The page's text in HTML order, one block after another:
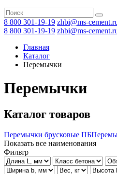
8 800 301-19-19 zhbi@ms-
8 800 301-19-19 zhbi@ms-
Главная
Каталог
Перемычки
Перемычки
Каталог товаров
Перемычки брусковые ПБ
Показать все наименования
Фильтр